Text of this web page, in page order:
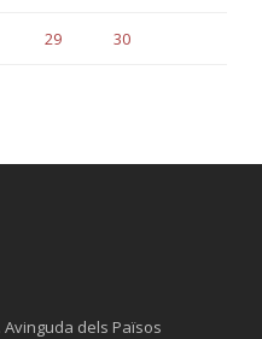
29
30
Avinguda dels Països